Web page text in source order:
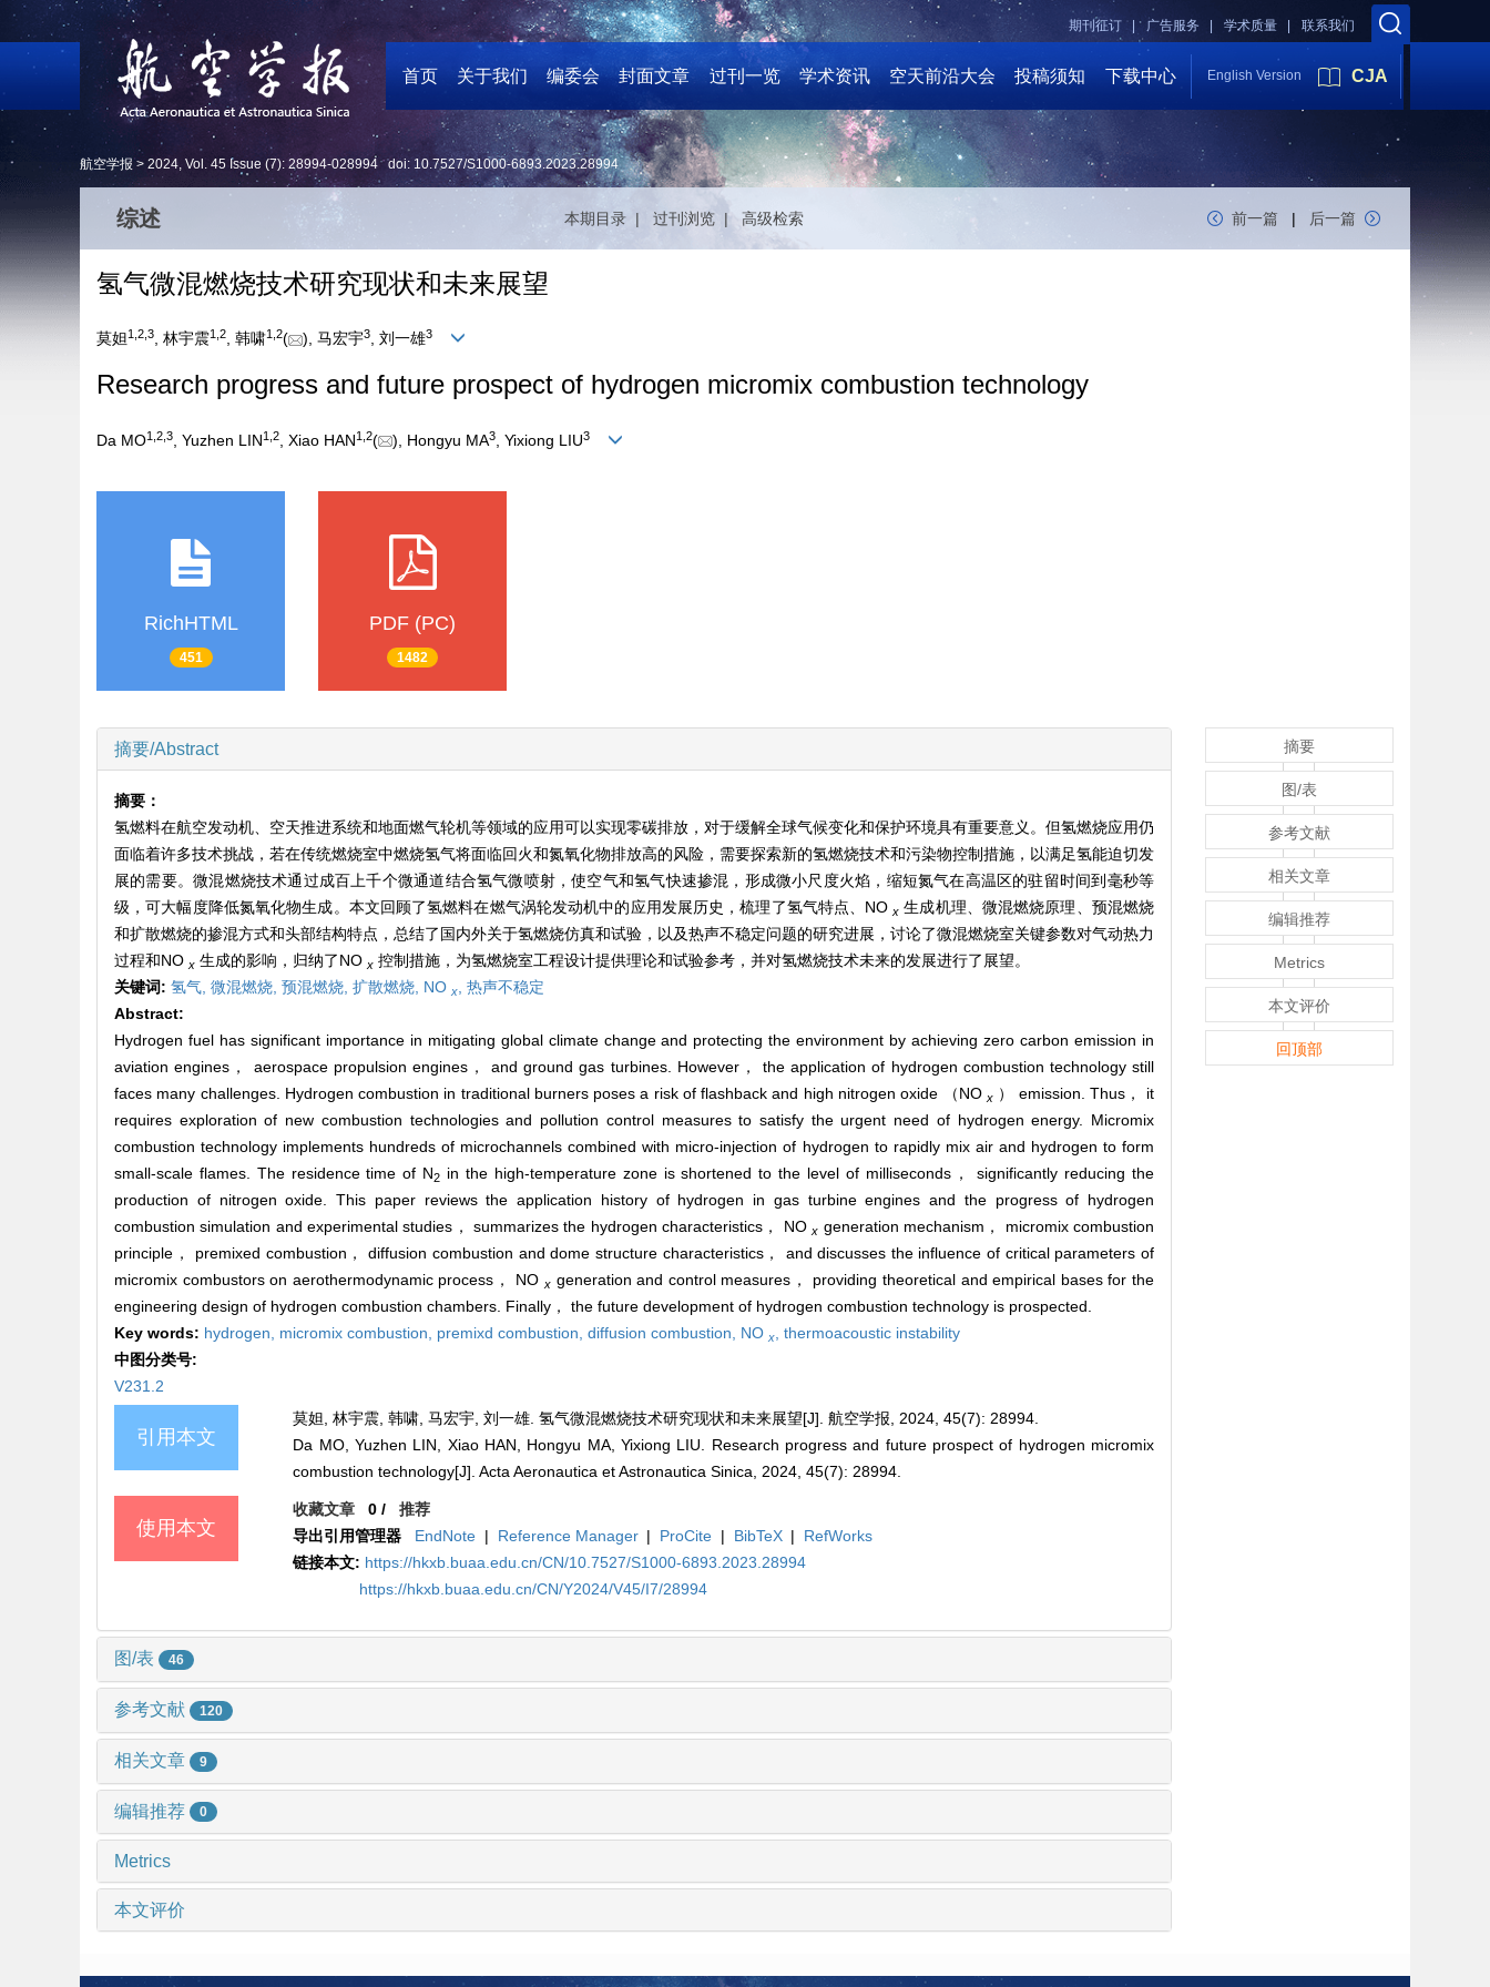
联系我们
学术质量 |
广告服务 |
期刊征订 |
首页 关于我们 编委会 封面文章 过刊一览 学术资讯 空天前沿大会 投稿须知 下载中心 English Version CJA
航空学报 > 2024, Vol. 45 Issue (7): 28994-028994 doi: 10.7527/S1000-6893.2023.28994
综述 本期目录 | 过刊浏览 | 高级检索 前一篇 | 后一篇
氢气微混燃烧技术研究现状和未来展望
莫妲1 2 3, 林宇震1 2, 韩啸1 2( ), 马宏宇3, 刘一雄3
Research progress and future prospect of hydrogen micromix combustion technology
Da MO1 2 3 , Yuzhen LIN1 2 , Xiao HAN1 2( ), Hongyu MA3 , Yixiong LIU3
RichHTML
451
PDF (PC)
1482
摘要/Abstract
摘要：
氢燃料在航空发动机、空天推进系统和地面燃气轮机等领域的应用可以实现零碳排放，对于缓解全球气候变化和保护环境具有重要意义。但氢燃烧应用仍
面临着许多技术挑战，若在传统燃烧室中燃烧氢气将面临回火和氮氧化物排放高的风险，需要探索新的氢燃烧技术和污染物控制措施，以满足氢能迫切发
展的需要。微混燃烧技术通过成百上千个微通道结合氢气微喷射，使空气和氢气快速掺混，形成微小尺度火焰，缩短氮气在高温区的驻留时间到毫秒等
级，可大幅度降低氮氧化物生成。本文回顾了氢燃料在燃气涡轮发动机中的应用发展历史，梳理了氢气特点、NO x 生成机理、微混燃烧原理、预混燃烧
和扩散燃烧的掺混方式和头部结构特点，总结了国内外关于氢燃烧仿真和试验，以及热声不稳定问题的研究进展，讨论了微混燃烧室关键参数对气动热力
过程和NO x 生成的影响，归纳了NO x 控制措施，为氢燃烧室工程设计提供理论和试验参考，并对氢燃烧技术未来的发展进行了展望。
关键词: 氢气, 微混燃烧, 预混燃烧, 扩散燃烧, NO x, 热声不稳定
Abstract:
Hydrogen fuel has significant importance in mitigating global climate change and protecting the environment by achieving zero carbon emission in
aviation engines， aerospace propulsion engines， and ground gas turbines. However， the application of hydrogen combustion technology still
faces many challenges. Hydrogen combustion in traditional burners poses a risk of flashback and high nitrogen oxide （NO x ） emission. Thus， it
requires exploration of new combustion technologies and pollution control measures to satisfy the urgent need of hydrogen energy. Micromix
combustion technology implements hundreds of microchannels combined with micro-injection of hydrogen to rapidly mix air and hydrogen to form
small-scale flames. The residence time of N2 in the high-temperature zone is shortened to the level of milliseconds， significantly reducing the
production of nitrogen oxide. This paper reviews the application history of hydrogen in gas turbine engines and the progress of hydrogen
combustion simulation and experimental studies， summarizes the hydrogen characteristics， NO x generation mechanism， micromix combustion
principle， premixed combustion， diffusion combustion and dome structure characteristics， and discusses the influence of critical parameters of
micromix combustors on aerothermodynamic process， NO xgeneration and control measures， providing theoretical and empirical bases for the
engineering design of hydrogen combustion chambers. Finally， the future development of hydrogen combustion technology is prospected.
Key words: hydrogen, micromix combustion, premixd combustion, diffusion combustion, NO x, thermoacoustic instability
中图分类号:
V231.2
引用本文
莫妲, 林宇震, 韩啸, 马宏宇, 刘一雄. 氢气微混燃烧技术研究现状和未来展望[J]. 航空学报, 2024, 45(7): 28994.
Da MO, Yuzhen LIN, Xiao HAN, Hongyu MA, Yixiong LIU. Research progress and future prospect of hydrogen micromix
combustion technology[J]. Acta Aeronautica et Astronautica Sinica, 2024, 45(7): 28994.
使用本文
收藏文章 0 /推荐
导出引用管理器
EndNote | Reference Manager | ProCite | BibTeX |
RefWorks
链接本文: https://hkxb.buaa.edu.cn/CN/10.7527/S1000-6893.2023.28994
https://hkxb.buaa.edu.cn/CN/Y2024/V45/I7/28994
图/表 46
参考文献 120
相关文章 9
编辑推荐 0
Metrics
本文评价
摘要
图/表
参考文献
相关文章
编辑推荐
Metrics
本文评价
回顶部